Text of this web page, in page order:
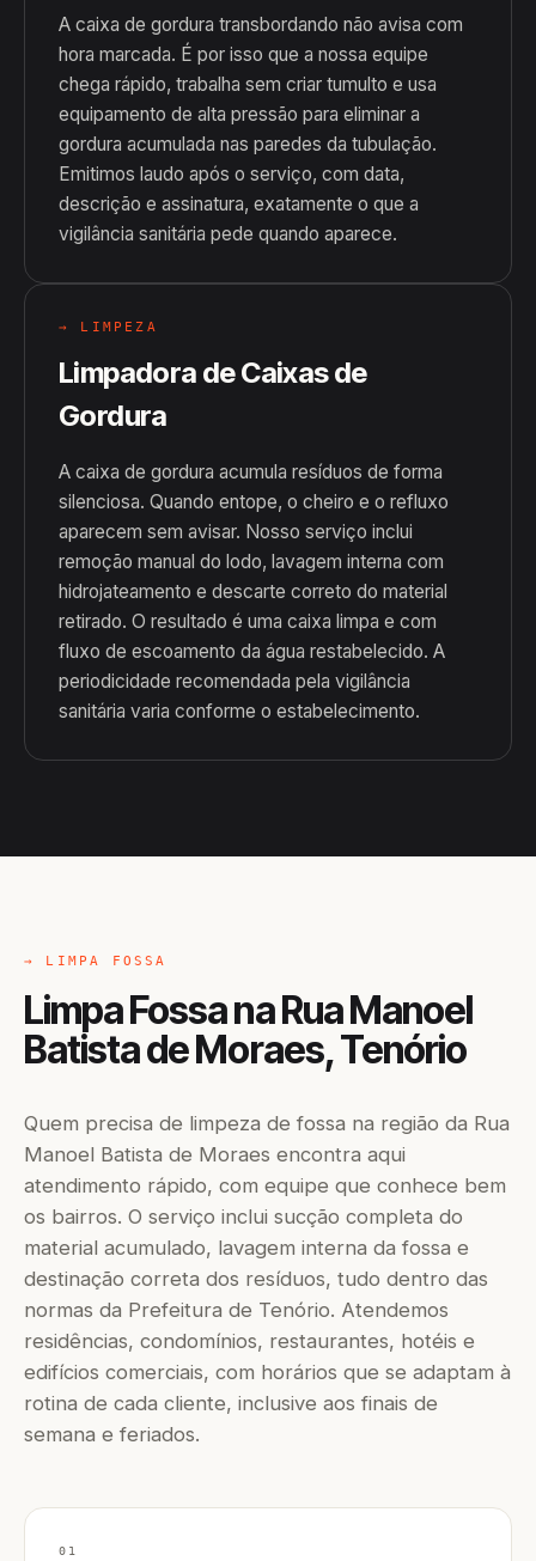
A caixa de gordura transbordando não avisa com
hora marcada. É por isso que a nossa equipe
chega rápido, trabalha sem criar tumulto e usa
equipamento de alta pressão para eliminar a
gordura acumulada nas paredes da tubulação.
Emitimos laudo após o serviço, com data,
descrição e assinatura, exatamente o que a
vigilância sanitária pede quando aparece.
→ LIMPEZA
Limpadora de Caixas de
Gordura
A caixa de gordura acumula resíduos de forma
silenciosa. Quando entope, o cheiro e o refluxo
aparecem sem avisar. Nosso serviço inclui
remoção manual do lodo, lavagem interna com
hidrojateamento e descarte correto do material
retirado. O resultado é uma caixa limpa e com
fluxo de escoamento da água restabelecido. A
periodicidade recomendada pela vigilância
sanitária varia conforme o estabelecimento.
→ LIMPA FOSSA
Limpa Fossa na Rua Manoel
Batista de Moraes, Tenório
Quem precisa de limpeza de fossa na região da Rua
Manoel Batista de Moraes encontra aqui
atendimento rápido, com equipe que conhece bem
os bairros. O serviço inclui sucção completa do
material acumulado, lavagem interna da fossa e
destinação correta dos resíduos, tudo dentro das
normas da Prefeitura de Tenório. Atendemos
residências, condomínios, restaurantes, hotéis e
edifícios comerciais, com horários que se adaptam à
rotina de cada cliente, inclusive aos finais de
semana e feriados.
01